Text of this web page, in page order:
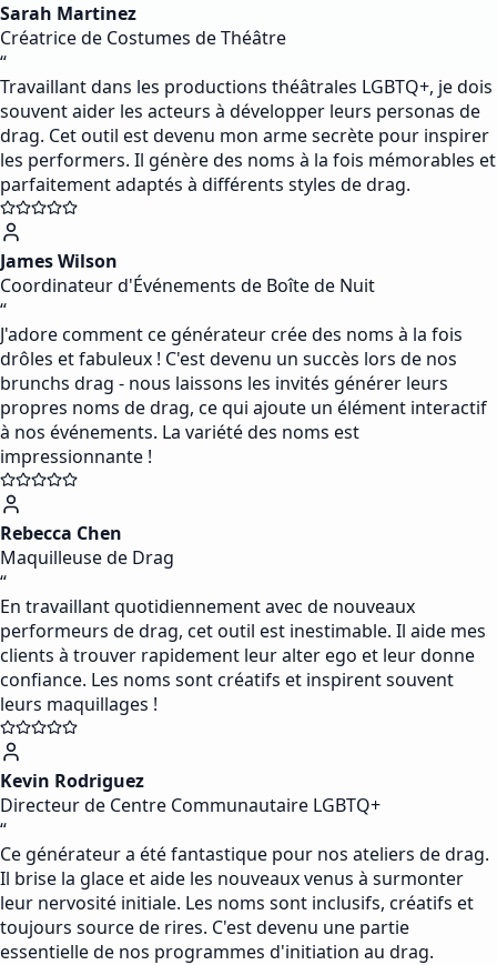
Sarah Martinez
Créatrice de Costumes de Théâtre
“
Travaillant dans les productions théâtrales LGBTQ+, je dois
souvent aider les acteurs à développer leurs personas de
drag. Cet outil est devenu mon arme secrète pour inspirer
les performers. Il génère des noms à la fois mémorables et
parfaitement adaptés à différents styles de drag.
James Wilson
Coordinateur d'Événements de Boîte de Nuit
“
J'adore comment ce générateur crée des noms à la fois
drôles et fabuleux ! C'est devenu un succès lors de nos
brunchs drag - nous laissons les invités générer leurs
propres noms de drag, ce qui ajoute un élément interactif
à nos événements. La variété des noms est
impressionnante !
Rebecca Chen
Maquilleuse de Drag
“
En travaillant quotidiennement avec de nouveaux
performeurs de drag, cet outil est inestimable. Il aide mes
clients à trouver rapidement leur alter ego et leur donne
confiance. Les noms sont créatifs et inspirent souvent
leurs maquillages !
Kevin Rodriguez
Directeur de Centre Communautaire LGBTQ+
“
Ce générateur a été fantastique pour nos ateliers de drag.
Il brise la glace et aide les nouveaux venus à surmonter
leur nervosité initiale. Les noms sont inclusifs, créatifs et
toujours source de rires. C'est devenu une partie
essentielle de nos programmes d'initiation au drag.